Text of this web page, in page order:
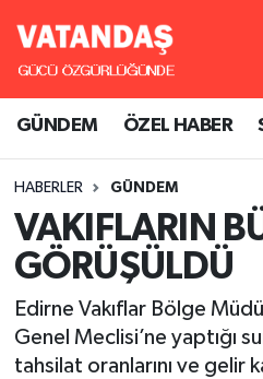
GÜNDEM ÖZEL HABER
HABERLER GÜNDEM
VAKIFLARIN
GÖRÜŞÜLDÜ
Edirne Vakıflar Bölge
Genel Meclisi’ne yaptığı
tahsilat oranlarını ve gelir
GÜNDEM
SPOR
SİYASET
SAĞLIK
Hava Durumu
Süper Lig Puan Durumu
Tüm Manşetler
Son Dakika Haberleri
Haber Arşivi